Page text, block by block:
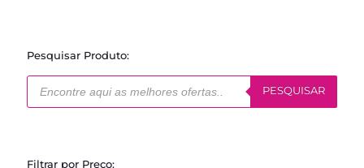
Pesquisar Produto:
Pesquisar
produtos
PESQUISAR
Filtrar por Preço: